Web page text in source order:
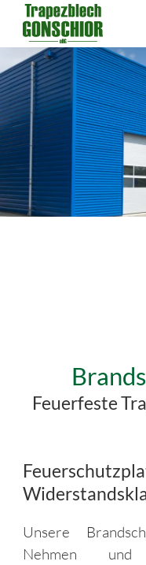
Feuerfeste
Unsere
Nehmen